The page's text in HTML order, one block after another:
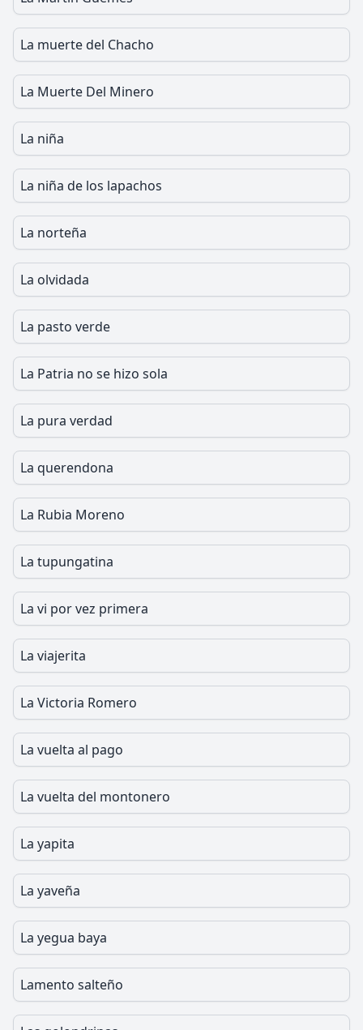
La muerte del Chacho
La Muerte Del Minero
La niña
La niña de los lapachos
La norteña
La olvidada
La pasto verde
La Patria no se hizo sola
La pura verdad
La querendona
La Rubia Moreno
La tupungatina
La vi por vez primera
La viajerita
La Victoria Romero
La vuelta al pago
La vuelta del montonero
La yapita
La yaveña
La yegua baya
Lamento salteño